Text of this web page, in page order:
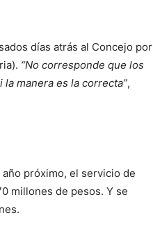
días atrás al Concejo por
“No corresponde que los
manera es la correcta”,
próximo, el servicio de
millones de pesos. Y se